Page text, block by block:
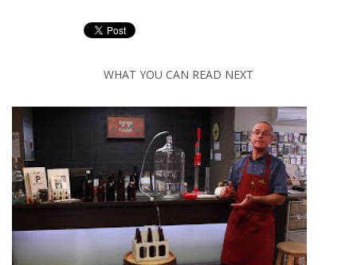
WHAT YOU CAN READ NEXT